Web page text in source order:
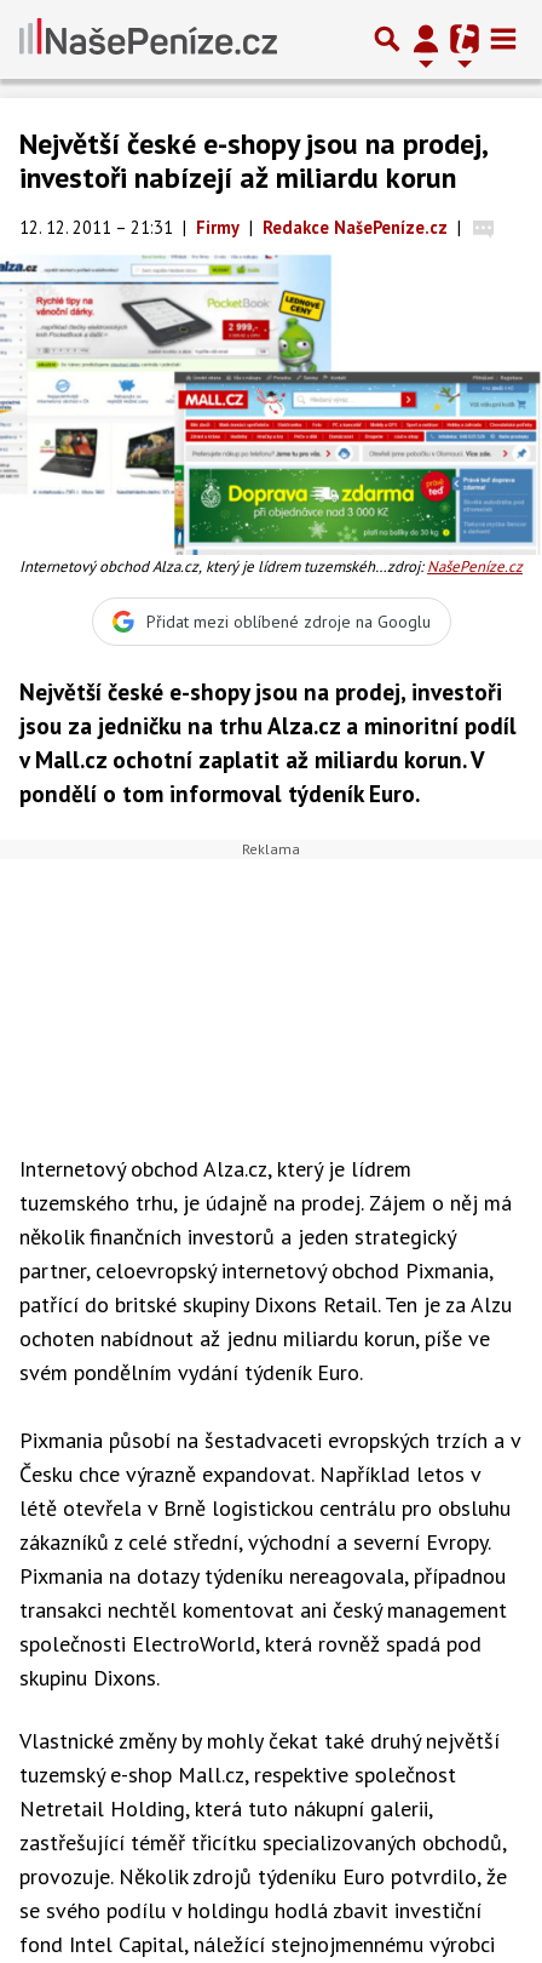
Největší české e-shopy jsou na prodej,
investoři nabízejí až miliardu korun
12. 12. 2011 – 21:31 | Firmy | Redakce NašePeníze.cz |
Internetový obchod Alza.cz, který je lídrem tuzemského zdroj:NašePeníze.cz
Přidat mezi oblíbené zdroje na Googlu
Největší české e-shopy jsou na prodej, investoři
jsou za jedničku na trhu Alza.cz a minoritní podíl
v Mall.cz ochotní zaplatit až miliardu korun. V
pondělí o tom informoval týdeník Euro.
Internetový obchod Alza.cz, který je lídrem
tuzemského trhu, je údajně na prodej. Zájem o něj má
několik finančních investorů a jeden strategický
partner, celoevropský internetový obchod Pixmania,
patřící do britské skupiny Dixons Retail. Ten je za Alzu
ochoten nabídnout až jednu miliardu korun, píše ve
svém pondělním vydání týdeník Euro.
Pixmania působí na šestadvaceti evropských trzích a v
Česku chce výrazně expandovat. Například letos v
létě otevřela v Brně logistickou centrálu pro obsluhu
zákazníků z celé střední, východní a severní Evropy.
Pixmania na dotazy týdeníku nereagovala, případnou
transakci nechtěl komentovat ani český management
společnosti ElectroWorld, která rovněž spadá pod
skupinu Dixons.
Vlastnické změny by mohly čekat také druhý největší
tuzemský e-shop Mall.cz, respektive společnost
Netretail Holding, která tuto nákupní galerii,
zastřešující téměř třicítku specializovaných obchodů,
provozuje. Několik zdrojů týdeníku Euro potvrdilo, že
se svého podílu v holdingu hodlá zbavit investiční
fond Intel Capital, náležící stejnojmennému výrobci